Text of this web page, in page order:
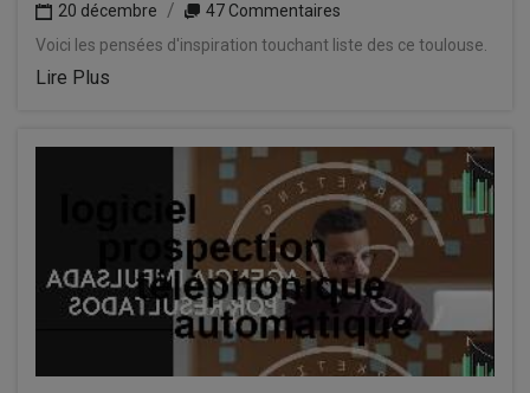
20 décembre
47 Commentaires
Voici les pensées d'inspiration touchant liste des ce toulouse.
Lire Plus